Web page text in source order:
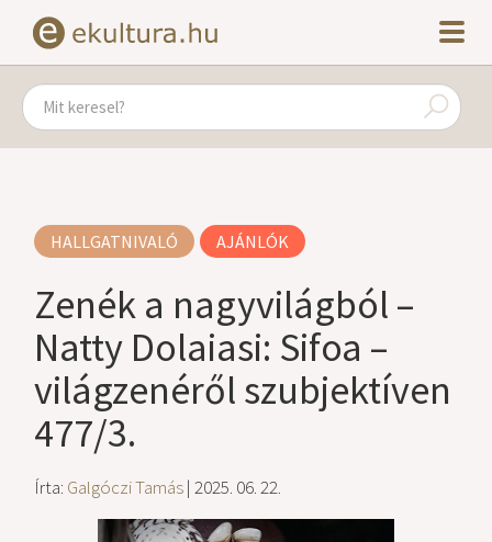
HALLGATNIVALÓ AJÁNLÓK
Zenék a nagyvilágból –
Natty Dolaiasi: Sifoa –
világzenéről szubjektíven
477/3.
Írta: Galgóczi Tamás| 2025. 06. 22.